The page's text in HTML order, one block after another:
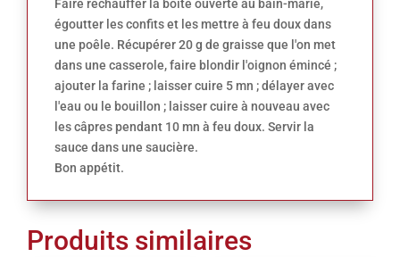
Faire réchauffer la boîte ouverte au bain-marie,
égoutter les confits et les mettre à feu doux dans
une poêle. Récupérer 20 g de graisse que l'on met
dans une casserole, faire blondir l'oignon émincé ;
ajouter la farine ; laisser cuire 5 mn ; délayer avec
l'eau ou le bouillon ; laisser cuire à nouveau avec
les câpres pendant 10 mn à feu doux. Servir la
sauce dans une saucière.
Bon appétit.
Produits similaires